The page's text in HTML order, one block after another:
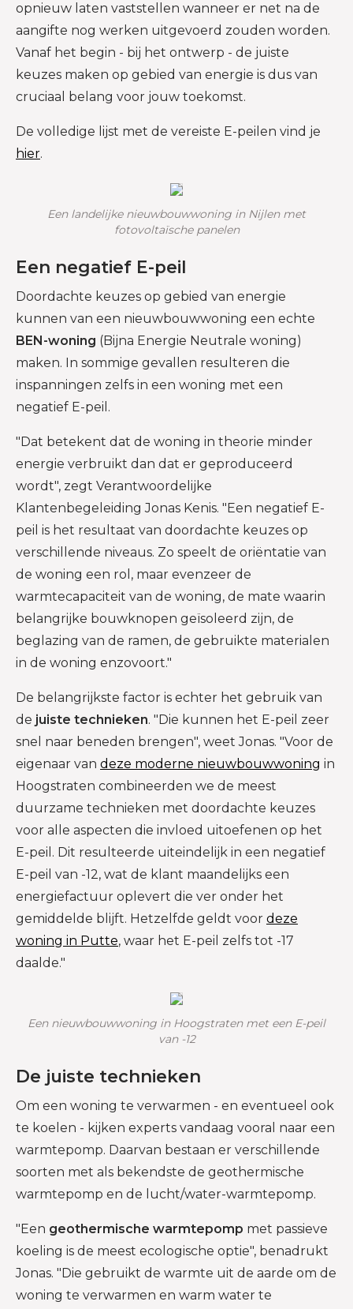
opnieuw laten vaststellen wanneer er net na de
aangifte nog werken uitgevoerd zouden worden.
Vanaf het begin - bij het ontwerp - de juiste
keuzes maken op gebied van energie is dus van
cruciaal belang voor jouw toekomst.
De volledige lijst met de vereiste E-peilen vind je
hier.
Een landelijke nieuwbouwwoning in Nijlen met
fotovoltaïsche panelen
Een negatief E-peil
Doordachte keuzes op gebied van energie
kunnen van een nieuwbouwwoning een echte
BEN-woning (Bijna Energie Neutrale woning)
maken. In sommige gevallen resulteren die
inspanningen zelfs in een woning met een
negatief E-peil.
"Dat betekent dat de woning in theorie minder
energie verbruikt dan dat er geproduceerd
wordt", zegt Verantwoordelijke
Klantenbegeleiding Jonas Kenis. "Een negatief E-
peil is het resultaat van doordachte keuzes op
verschillende niveaus. Zo speelt de oriëntatie van
de woning een rol, maar evenzeer de
warmtecapaciteit van de woning, de mate waarin
belangrijke bouwknopen geïsoleerd zijn, de
beglazing van de ramen, de gebruikte materialen
in de woning enzovoort."
De belangrijkste factor is echter het gebruik van
de juiste technieken. "Die kunnen het E-peil zeer
snel naar beneden brengen", weet Jonas. "Voor de
eigenaar van deze moderne nieuwbouwwoning in
Hoogstraten combineerden we de meest
duurzame technieken met doordachte keuzes
voor alle aspecten die invloed uitoefenen op het
E-peil. Dit resulteerde uiteindelijk in een negatief
E-peil van -12, wat de klant maandelijks een
energiefactuur oplevert die ver onder het
gemiddelde blijft. Hetzelfde geldt voor deze
woning in Putte, waar het E-peil zelfs tot -17
daalde."
Een nieuwbouwwoning in Hoogstraten met een E-peil
van -12
De juiste technieken
Om een woning te verwarmen - en eventueel ook
te koelen - kijken experts vandaag vooral naar een
warmtepomp. Daarvan bestaan er verschillende
soorten met als bekendste de geothermische
warmtepomp en de lucht/water-warmtepomp.
"Een geothermische warmtepomp met passieve
koeling is de meest ecologische optie", benadrukt
Jonas. "Die gebruikt de warmte uit de aarde om de
woning te verwarmen en warm water te